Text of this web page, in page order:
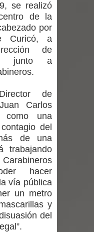
hace que
a
críticas contra
dejar fuera a
Social y Familia
para apoyar a
durante la
se realizó
de la
por
Curicó, a
de
junto a
de
Carlos
como una
del
de una
trabajando
hacer
vía pública
un metro
y
del